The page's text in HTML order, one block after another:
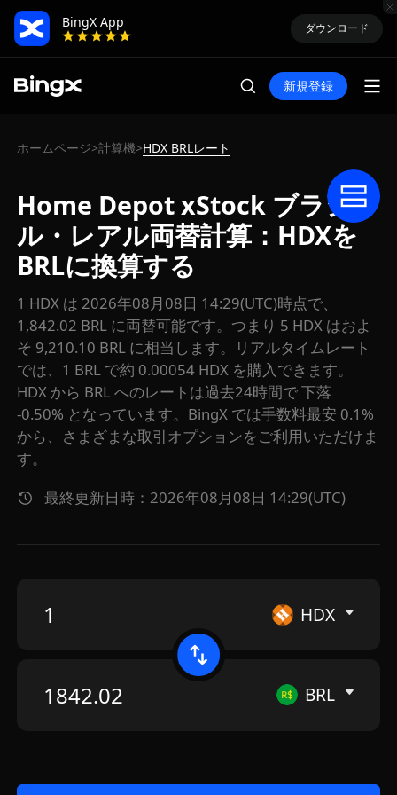
BingX App
ダウンロード
新規登録
ホームページ>計算機>HDX BRLレート
Home Depot xStock ブラジ
ル・レアル両替計算：HDXを
BRLに換算する
1 HDX は 2026年08月08日 14:29(UTC)時点で、
1,842.02 BRL に両替可能です。つまり 5 HDX はおよ
そ 9,210.10 BRL に相当します。リアルタイムレート
では、1 BRL で約 0.00054 HDX を購入できます。
HDX から BRL へのレートは過去24時間で 下落
-0.50% となっています。BingX では手数料最安 0.1%
から、さまざまな取引オプションをご利用いただけま
す。
最終更新日時：2026年08月08日 14:29(UTC)
HDX
BRL